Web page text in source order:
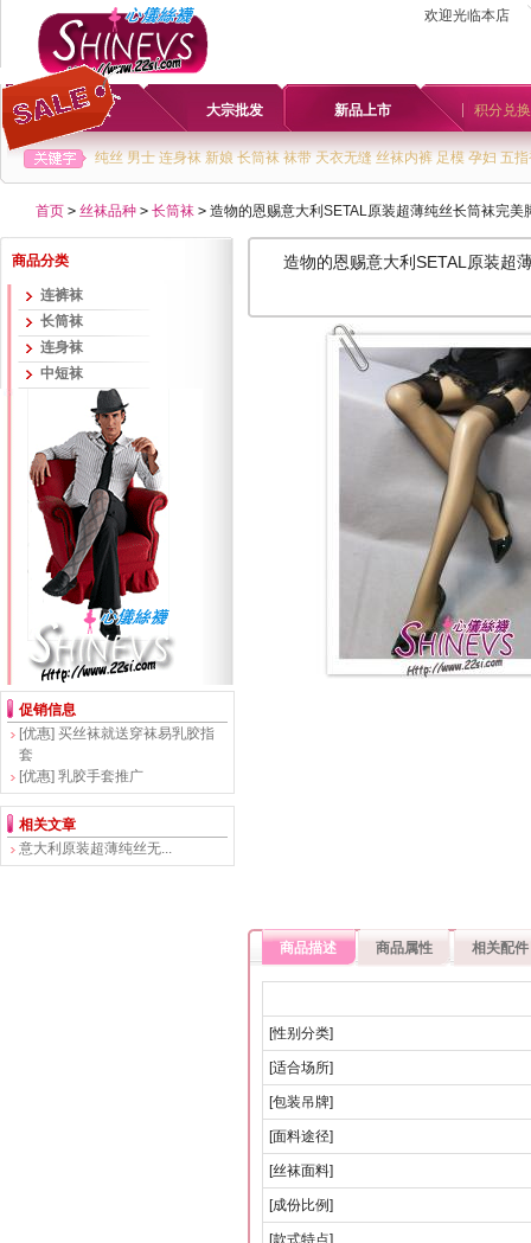
欢迎光临本店
首页 大宗批发 新品上市 积分兑换
纯丝 男士 连身袜 新娘 长筒袜 袜带 天衣无缝 丝袜内裤 足模 孕妇 五
首页 > 丝袜品种 > 长筒袜 > 造物的恩赐意大利SETAL原装超薄纯丝长筒袜完
商品分类
连裤袜
长筒袜
连身袜
中短袜
促销信息
[优惠] 买丝袜就送穿袜易乳胶指
套
[优惠] 乳胶手套推广
相关文章
意大利原装超薄纯丝无...
造物的恩赐意大利SETAL原装超
商品描述 商品属性 相关配件
[性别分类]
[适合场所]
[包装吊牌]
[面料途径]
[丝袜面料]
[成份比例]
[款式特点]